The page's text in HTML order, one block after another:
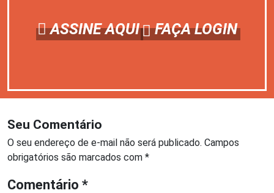
ASSINE AQUI FAÇA LOGIN
Seu Comentário
O seu endereço de e-mail não será publicado. Campos
obrigatórios são marcados com *
Comentário *